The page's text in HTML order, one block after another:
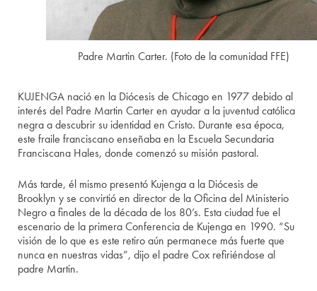
Padre Martin Carter. (Foto de la comunidad FFE)
KUJENGA nació en la Diócesis de Chicago en 1977 debido al
interés del Padre Martin Carter en ayudar a la juventud católica
negra a descubrir su identidad en Cristo. Durante esa época,
este fraile franciscano enseñaba en la Escuela Secundaria
Franciscana Hales, donde comenzó su misión pastoral.
Más tarde, él mismo presentó Kujenga a la Diócesis de
Brooklyn y se convirtió en director de la Oficina del Ministerio
Negro a finales de la década de los 80’s. Esta ciudad fue el
escenario de la primera Conferencia de Kujenga en 1990. “Su
visión de lo que es este retiro aún permanece más fuerte que
nunca en nuestras vidas”, dijo el padre Cox refiriéndose al
padre Martin.